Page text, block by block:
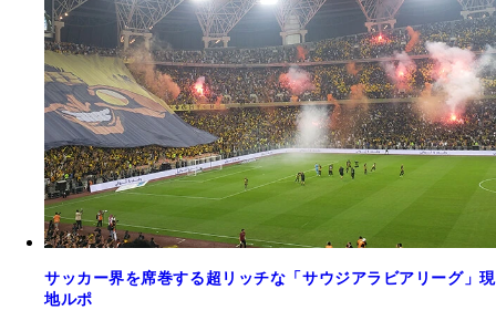
サッカー界を席巻する超リッチな「サウジアラビアリーグ」現
地ルポ